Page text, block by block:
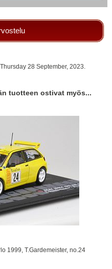
28 September, 2023.
tuotteen ostivat myös...
1999, T.Gardemeister, no.24